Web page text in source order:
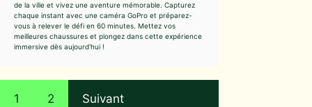
de la ville et vivez une aventure mémorable. Capturez
chaque instant avec une caméra GoPro et préparez-
vous à relever le défi en 60 minutes. Mettez vos
meilleures chaussures et plongez dans cette expérience
immersive dès aujourd'hui !
1 2 Suivant